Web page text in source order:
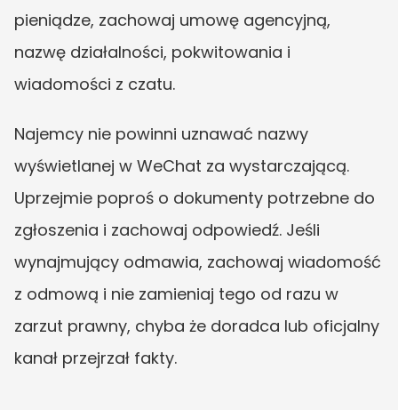
pieniądze, zachowaj umowę agencyjną,
nazwę działalności, pokwitowania i
wiadomości z czatu.
Najemcy nie powinni uznawać nazwy
wyświetlanej w WeChat za wystarczającą.
Uprzejmie poproś o dokumenty potrzebne do
zgłoszenia i zachowaj odpowiedź. Jeśli
wynajmujący odmawia, zachowaj wiadomość
z odmową i nie zamieniaj tego od razu w
zarzut prawny, chyba że doradca lub oficjalny
kanał przejrzał fakty.